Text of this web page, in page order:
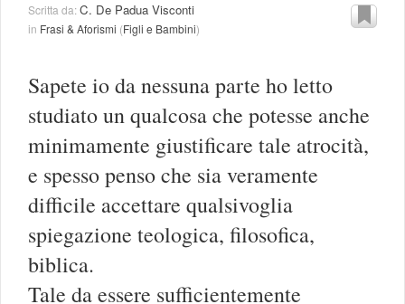
Scritta da:C. De Padua Visconti
in Frasi & Aforismi (Figli e Bambini)
Sapete io da nessuna parte ho letto
studiato un qualcosa che potesse anche
minimamente giustificare tale atrocità,
e spesso penso che sia veramente
difficile accettare qualsivoglia
spiegazione teologica, filosofica,
biblica.
Tale da essere sufficientemente